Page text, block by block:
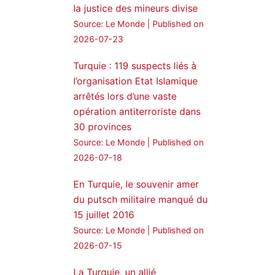
MedyaNews
24 Jan 2025
delegation made a statement
on Abdullah Öcalan meeting
#PeaceProcess #ImralıIsland
🔗https://medyanews.rs/h4lwBwQ
Twitter
Voir plus...
la justice des mineurs divise
Source: Le Monde
Published on
2026-07-23
Turquie : 119 suspects liés à
l’organisation Etat Islamique
arrêtés lors d’une vaste
opération antiterroriste dans
30 provinces
Source: Le Monde
Published on
2026-07-18
En Turquie, le souvenir amer
du putsch militaire manqué du
15 juillet 2016
Source: Le Monde
Published on
2026-07-15
La Turquie, un allié